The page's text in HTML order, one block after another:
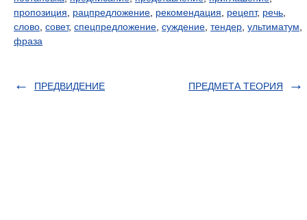
пропозиция
рацпредложение рекомендация рецепт, речь
слово совет, спецпредложение суждение тендер ультиматум
фраза
ПРЕДВИДЕНИЕ ПРЕДМЕТА ТЕОРИЯ